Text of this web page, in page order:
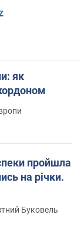
як
пройшла
на річки.
Буковель